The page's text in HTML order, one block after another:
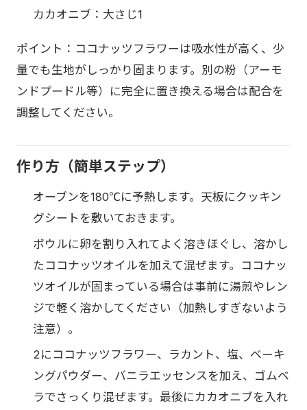
カカオニブ：大さじ1
ポイント：ココナッツフラワーは吸水性が高く、少
量でも生地がしっかり固まります。別の粉（アーモ
ンドプードル等）に完全に置き換える場合は配合を
調整してください。
作り方（簡単ステップ）
オーブンを180℃に予熱します。天板にクッキン
グシートを敷いておきます。
ボウルに卵を割り入れてよく溶きほぐし、溶かし
たココナッツオイルを加えて混ぜます。ココナッ
ツオイルが固まっている場合は事前に湯煎やレン
ジで軽く溶かしてください（加熱しすぎないよう
注意）。
2にココナッツフラワー、ラカント、塩、ベーキ
ングパウダー、バニラエッセンスを加え、ゴムベ
ラでさっくり混ぜます。最後にカカオニブを入れ